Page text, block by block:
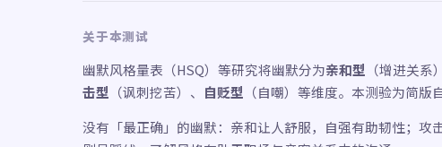
关于本测试
幽默风格量表（HSQ）等研究将幽默分为亲和型 （增进关系
击型 （讽刺挖苦）、 自贬型 （自嘲）等维度。本测验为简版
没有「最正确」的幽默：亲和让人舒服，自强有助韧性；攻